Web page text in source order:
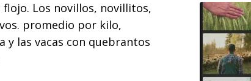
Los novillos, novillitos,
promedio por kilo,
y las vacas con quebrantos